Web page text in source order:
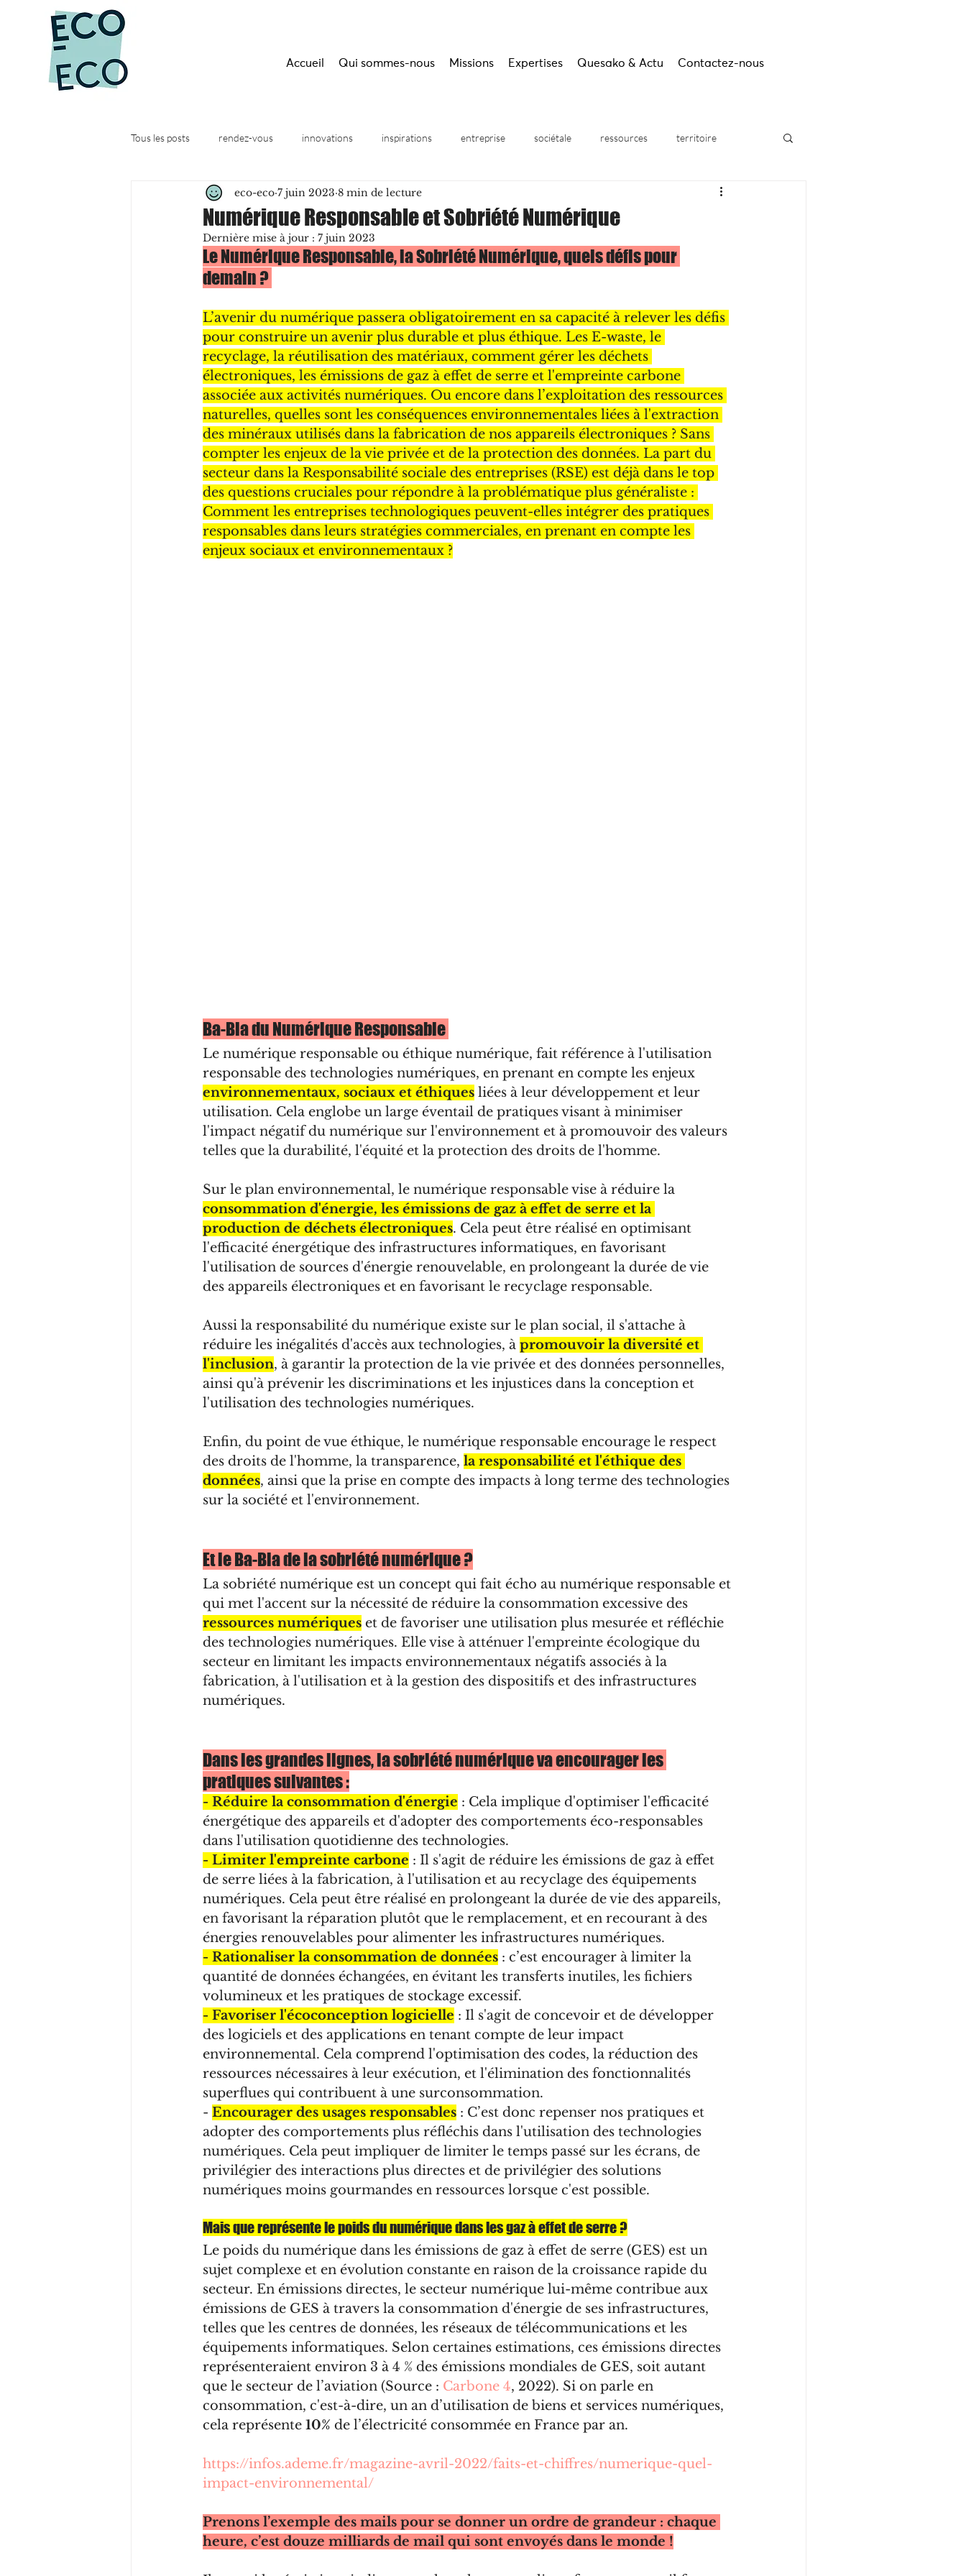
Accueil Qui sommes-nous Missions Expertises Quesako & Actu Contactez-nous
Tous les posts rendez-vous innovations inspirations entreprise sociétale ressources territoire
Quesako-éco ? Actus Webinaires
Numérique Responsable et Sobriété Numérique
eco-eco 7 juin 2023 8 min de lecture
Dernière mise à jour : 7 juin 2023
Le Numérique Responsable, la Sobriété Numérique, quels défis pour
demain ?
L’avenir du numérique passera obligatoirement en sa capacité à relever les défis
pour construire un avenir plus durable et plus éthique. Les E-waste, le
recyclage, la réutilisation des matériaux, comment gérer les déchets
électroniques, les émissions de gaz à effet de serre et l'empreinte carbone
associée aux activités numériques. Ou encore dans l’exploitation des ressources
naturelles, quelles sont les conséquences environnementales liées à l'extraction
des minéraux utilisés dans la fabrication de nos appareils électroniques ? Sans
compter les enjeux de la vie privée et de la protection des données. La part du
secteur dans la Responsabilité sociale des entreprises (RSE) est déjà dans le top
des questions cruciales pour répondre à la problématique plus généraliste :
Comment les entreprises technologiques peuvent-elles intégrer des pratiques
responsables dans leurs stratégies commerciales, en prenant en compte les
enjeux sociaux et environnementaux ?
Ba-Bla du Numérique Responsable
Le numérique responsable ou éthique numérique, fait référence à l'utilisation
responsable des technologies numériques, en prenant en compte les enjeux
environnementaux, sociaux et éthiques liées à leur développement et leur
utilisation. Cela englobe un large éventail de pratiques visant à minimiser
l'impact négatif du numérique sur l'environnement et à promouvoir des valeurs
telles que la durabilité, l'équité et la protection des droits de l'homme.
Sur le plan environnemental, le numérique responsable vise à réduire la
consommation d'énergie, les émissions de gaz à effet de serre et la
production de déchets électroniques. Cela peut être réalisé en optimisant
l'efficacité énergétique des infrastructures informatiques, en favorisant
l'utilisation de sources d'énergie renouvelable, en prolongeant la durée de vie
des appareils électroniques et en favorisant le recyclage responsable.
Aussi la responsabilité du numérique existe sur le plan social, il s'attache à
réduire les inégalités d'accès aux technologies, à promouvoir la diversité et
l'inclusion, à garantir la protection de la vie privée et des données personnelles,
ainsi qu'à prévenir les discriminations et les injustices dans la conception et
l'utilisation des technologies numériques.
Enfin, du point de vue éthique, le numérique responsable encourage le respect
des droits de l'homme, la transparence, la responsabilité et l'éthique des
données, ainsi que la prise en compte des impacts à long terme des technologies
sur la société et l'environnement.
Et le Ba-Bla de la sobriété numérique ?
La sobriété numérique est un concept qui fait écho au numérique responsable et
qui met l'accent sur la nécessité de réduire la consommation excessive des
ressources numériques et de favoriser une utilisation plus mesurée et réfléchie
des technologies numériques. Elle vise à atténuer l'empreinte écologique du
secteur en limitant les impacts environnementaux négatifs associés à la
fabrication, à l'utilisation et à la gestion des dispositifs et des infrastructures
numériques.
Dans les grandes lignes, la sobriété numérique va encourager les
pratiques suivantes :
- Réduire la consommation d'énergie : Cela implique d'optimiser l'efficacité
énergétique des appareils et d'adopter des comportements éco-responsables
dans l'utilisation quotidienne des technologies.
- Limiter l'empreinte carbone : Il s'agit de réduire les émissions de gaz à effet
de serre liées à la fabrication, à l'utilisation et au recyclage des équipements
numériques. Cela peut être réalisé en prolongeant la durée de vie des appareils,
en favorisant la réparation plutôt que le remplacement, et en recourant à des
énergies renouvelables pour alimenter les infrastructures numériques.
- Rationaliser la consommation de données : c’est encourager à limiter la
quantité de données échangées, en évitant les transferts inutiles, les fichiers
volumineux et les pratiques de stockage excessif.
- Favoriser l'écoconception logicielle : Il s'agit de concevoir et de développer
des logiciels et des applications en tenant compte de leur impact
environnemental. Cela comprend l'optimisation des codes, la réduction des
ressources nécessaires à leur exécution, et l'élimination des fonctionnalités
superflues qui contribuent à une surconsommation.
- Encourager des usages responsables : C’est donc repenser nos pratiques et
adopter des comportements plus réfléchis dans l'utilisation des technologies
numériques. Cela peut impliquer de limiter le temps passé sur les écrans, de
privilégier des interactions plus directes et de privilégier des solutions
numériques moins gourmandes en ressources lorsque c'est possible.
Mais que représente le poids du numérique dans les gaz à effet de serre ?
Le poids du numérique dans les émissions de gaz à effet de serre (GES) est un
sujet complexe et en évolution constante en raison de la croissance rapide du
secteur. En émissions directes, le secteur numérique lui-même contribue aux
émissions de GES à travers la consommation d'énergie de ses infrastructures,
telles que les centres de données, les réseaux de télécommunications et les
équipements informatiques. Selon certaines estimations, ces émissions directes
représenteraient environ 3 à 4 % des émissions mondiales de GES, soit autant
que le secteur de l’aviation (Source : Carbone 4, 2022). Si on parle en
consommation, c'est-à-dire, un an d’utilisation de biens et services numériques,
cela représente 10% de l’électricité consommée en France par an.
https://infos.ademe.fr/magazine-avril-2022/faits-et-chiffres/numerique-quel-
impact-environnemental/
Prenons l’exemple des mails pour se donner un ordre de grandeur : chaque
heure, c’est douze milliards de mail qui sont envoyés dans le monde !